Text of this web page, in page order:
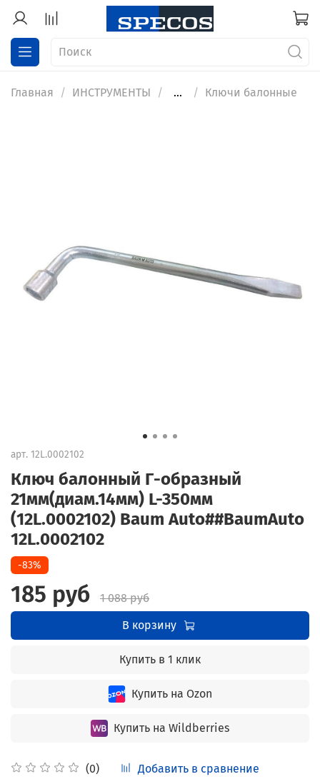
Главная ИНСТРУМЕНТЫ ... Ключи балонные
арт. 12L.0002102
Ключ балонный Г-образный
21мм(диам.14мм) L-350мм
(12L.0002102) Baum Auto##BaumAuto
12L.0002102
(0) Добавить в сравнение
-83%
185 руб
1 088 руб
В корзину
Купить в 1 клик
Купить на Ozon
Купить на Wildberries